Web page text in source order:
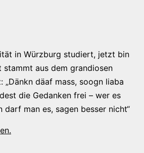
in Würzburg studiert, jetzt bin
stammt aus dem grandiosen
däaf mass, soogn liaba
die Gedanken frei – wer es
darf man es, sagen besser nicht“